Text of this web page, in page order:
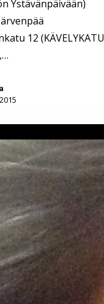
Ystävänpäivään)
12 (KÄVELYKATU